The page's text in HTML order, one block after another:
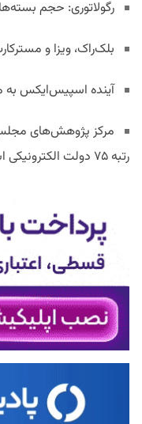
رگولاتوری: حجم
بلک‌راک، ویزا و
آینده اسپیس‌ایکس
مرکز پژوهش‌های
رتبه ۷۵ دولت الکترونیکی است